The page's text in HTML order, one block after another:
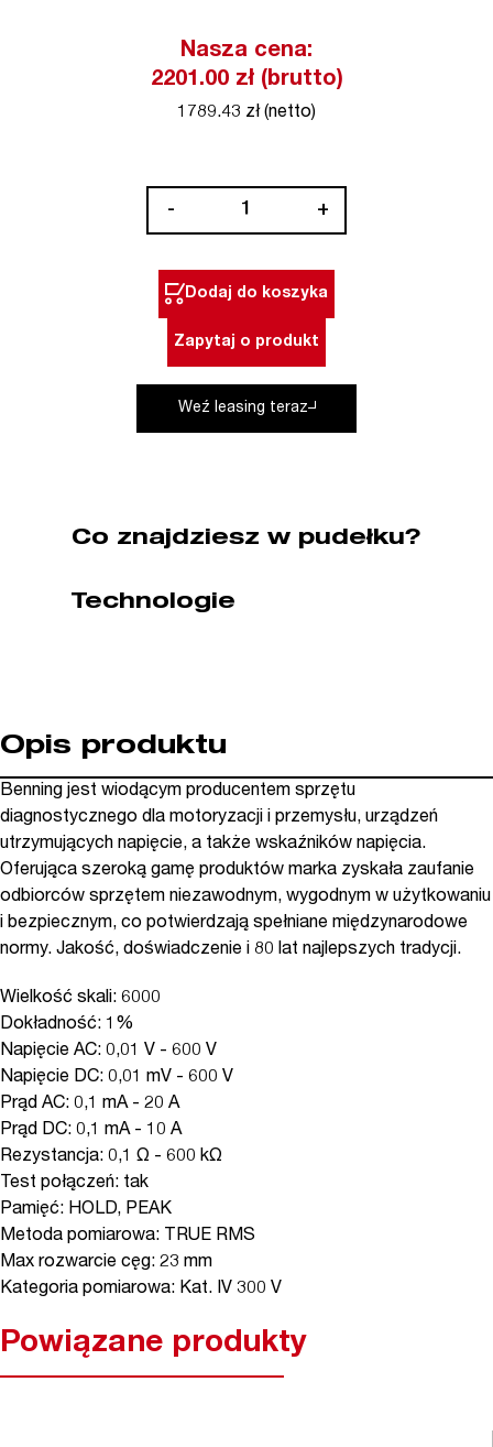
Nasza cena:
2201.00 zł (brutto)
1789.43 zł (netto)
-
CM
11
cęgowy
akcesoriami
BENNING
(nr
+
Dodaj do koszyka
Zapytaj o produkt
Weź leasing teraz
Co znajdziesz w pudełku?
Technologie
Opis produktu
Benning jest wiodącym producentem sprzętu
diagnostycznego dla motoryzacji i przemysłu, urządzeń
utrzymujących napięcie, a także wskaźników napięcia.
Oferująca szeroką gamę produktów marka zyskała zaufanie
odbiorców sprzętem niezawodnym, wygodnym w użytkowaniu
i bezpiecznym, co potwierdzają spełniane międzynarodowe
normy. Jakość, doświadczenie i 80 lat najlepszych tradycji.
Wielkość skali: 6000
Dokładność: 1%
Napięcie AC: 0,01 V - 600 V
Napięcie DC: 0,01 mV - 600 V
Prąd AC: 0,1 mA - 20 A
Prąd DC: 0,1 mA - 10 A
Rezystancja: 0,1 Ω - 600 kΩ
Test połączeń: tak
Pamięć: HOLD, PEAK
Metoda pomiarowa: TRUE RMS
Max rozwarcie cęg: 23 mm
Kategoria pomiarowa: Kat. IV 300 V
Powiązane produkty